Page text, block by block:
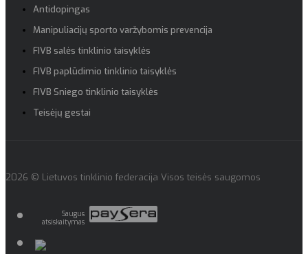
Antidopingas
Manipuliacijų sporto varžybomis prevencija
FIVB salės tinklinio taisyklės
FIVB paplūdimio tinklinio taisyklės
FIVB Sniego tinklinio taisyklės
Teisėjų gestai
2026 © Lietuvos tinklinio federacija Visos teisės saugomos
Saugus
atsiskaitymas